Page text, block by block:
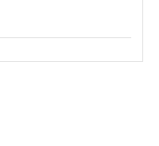
2026 10:42